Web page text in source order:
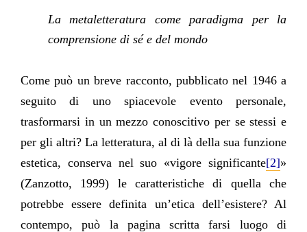
La metaletteratura come paradigma per la
comprensione di sé e del mondo
Come può un breve racconto, pubblicato nel 1946 a
seguito di uno spiacevole evento personale,
trasformarsi in un mezzo conoscitivo per se stessi e
per gli altri? La letteratura, al di là della sua funzione
estetica, conserva nel suo «vigore significante[2]»
(Zanzotto, 1999) le caratteristiche di quella che
potrebbe essere definita un’etica dell’esistere? Al
contempo, può la pagina scritta farsi luogo di